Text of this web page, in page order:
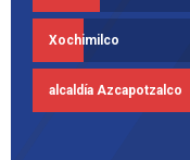
Xochimilco
alcaldía Azcapotzalco